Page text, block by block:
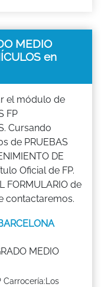
MEDIO
en
el módulo de
FP
Cursando
de PRUEBAS
DE
Oficial de FP.
FORMULARIO de
contactaremos.
MEDIO
Carrocería:Los